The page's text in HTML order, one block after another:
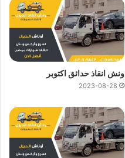
ونش انقاذ حدائق اكتوبر
2023-08-28